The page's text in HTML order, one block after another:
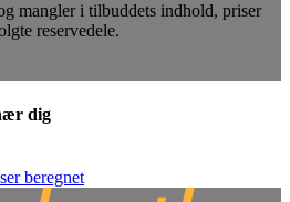
mangler i tilbuddets indhold, priser
reservedele.
dig
beregnet